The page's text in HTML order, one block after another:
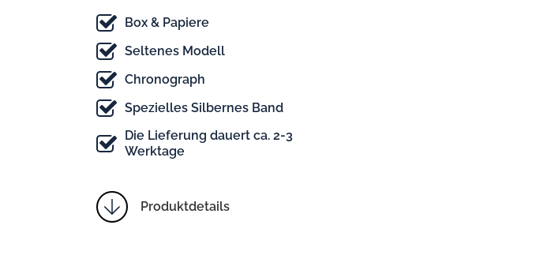
Box & Papiere
Seltenes Modell
Chronograph
Spezielles Silbernes Band
Die Lieferung dauert ca. 2-3
Werktage
Produktdetails